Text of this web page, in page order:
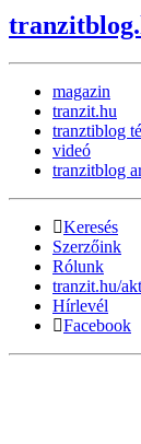
magazin
tranzit.hu
tranztiblog
videó
tranzitblog
Keresés
Szerzőink
Rólunk
tranzit.hu/
Hírlevél
Facebook